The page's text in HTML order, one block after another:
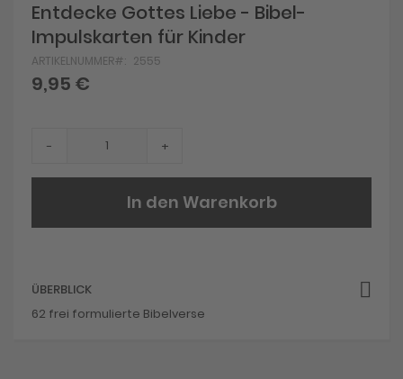
Skip
to
the
beginning
of
the
Entdecke Gottes Liebe - Bibel-
Impulskarten für Kinder
ARTIKELNUMMER 2555
9,95 €
- +
In den Warenkorb
ÜBERBLICK
62 frei formulierte Bibelverse